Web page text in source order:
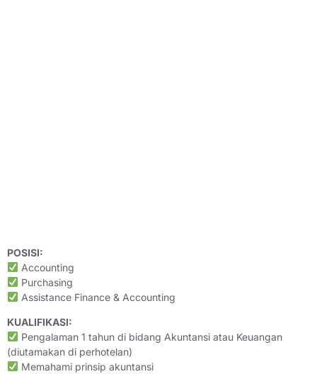
POSISI:
Accounting
Purchasing
Assistance Finance & Accounting
KUALIFIKASI:
Pengalaman 1 tahun di bidang Akuntansi atau Keuangan
(diutamakan di perhotelan)
Memahami prinsip akuntansi